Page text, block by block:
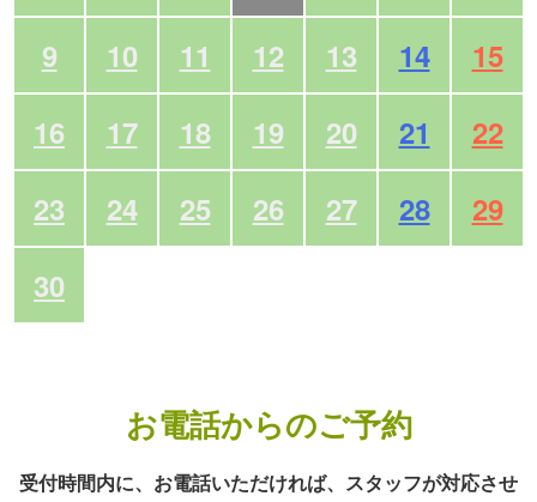
9
10 11 12 13 14
15
16
17 18 19 20 21
22
23
24 25 26 27 28
29
30
お電話からのご予約
受付時間内に、お電話いただければ、スタッフが対応させ